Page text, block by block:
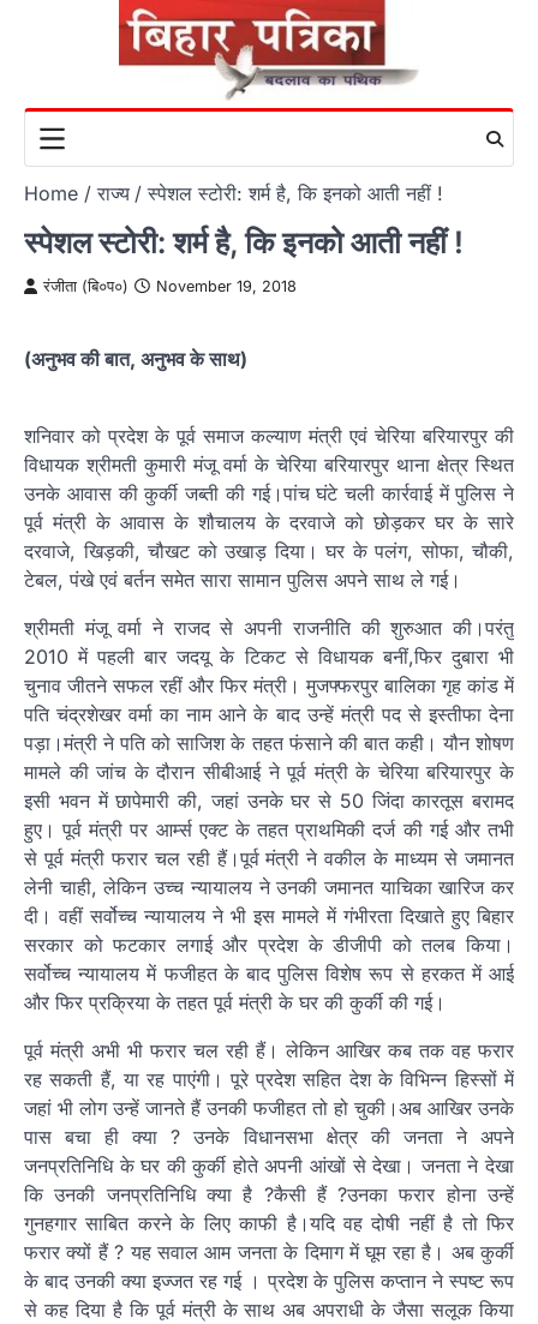
Home राज्य स्पेशल स्टोरी: शर्म है, कि इनको आती नहीं !
स्पेशल स्टोरी: शर्म है, कि इनको आती नहीं !
रंजीता (बि०प०) November 19, 2018
(अनुभव की बात, अनुभव के साथ)
शनिवार को प्रदेश के पूर्व समाज कल्याण मंत्री एवं चेरिया बरियारपुर की
विधायक श्रीमती कुमारी मंजू वर्मा के चेरिया बरियारपुर थाना क्षेत्र स्थित
उनके आवास की कुर्की जब्ती की गई।पांच घंटे चली कार्रवाई में पुलिस ने
पूर्व मंत्री के आवास के शौचालय के दरवाजे को छोड़कर घर के सारे
दरवाजे, खिड़की, चौखट को उखाड़ दिया। घर के पलंग, सोफा, चौकी,
टेबल, पंखे एवं बर्तन समेत सारा सामान पुलिस अपने साथ ले गई।
श्रीमती मंजू वर्मा ने राजद से अपनी राजनीति की शुरुआत की।परंतु
2010 में पहली बार जदयू के टिकट से विधायक बनीं,फिर दुबारा भी
चुनाव जीतने सफल रहीं और फिर मंत्री। मुजफ्फरपुर बालिका गृह कांड में
पति चंद्रशेखर वर्मा का नाम आने के बाद उन्हें मंत्री पद से इस्तीफा देना
पड़ा।मंत्री ने पति को साजिश के तहत फंसाने की बात कही। यौन शोषण
मामले की जांच के दौरान सीबीआई ने पूर्व मंत्री के चेरिया बरियारपुर के
इसी भवन में छापेमारी की, जहां उनके घर से 50 जिंदा कारतूस बरामद
हुए। पूर्व मंत्री पर आर्म्स एक्ट के तहत प्राथमिकी दर्ज की गई और तभी
से पूर्व मंत्री फरार चल रही हैं।पूर्व मंत्री ने वकील के माध्यम से जमानत
लेनी चाही, लेकिन उच्च न्यायालय ने उनकी जमानत याचिका खारिज कर
दी। वहीं सर्वोच्च न्यायालय ने भी इस मामले में गंभीरता दिखाते हुए बिहार
सरकार को फटकार लगाई और प्रदेश के डीजीपी को तलब किया।
सर्वोच्च न्यायालय में फजीहत के बाद पुलिस विशेष रूप से हरकत में आई
और फिर प्रक्रिया के तहत पूर्व मंत्री के घर की कुर्की की गई।
पूर्व मंत्री अभी भी फरार चल रही हैं। लेकिन आखिर कब तक वह फरार
रह सकती हैं, या रह पाएंगी। पूरे प्रदेश सहित देश के विभिन्न हिस्सों में
जहां भी लोग उन्हें जानते हैं उनकी फजीहत तो हो चुकी।अब आखिर उनके
पास बचा ही क्या ? उनके विधानसभा क्षेत्र की जनता ने अपने
जनप्रतिनिधि के घर की कुर्की होते अपनी आंखों से देखा। जनता ने देखा
कि उनकी जनप्रतिनिधि क्या है ?कैसी हैं ?उनका फरार होना उन्हें
गुनहगार साबित करने के लिए काफी है।यदि वह दोषी नहीं है तो फिर
फरार क्यों हैं ? यह सवाल आम जनता के दिमाग में घूम रहा है। अब कुर्की
के बाद उनकी क्या इज्जत रह गई । प्रदेश के पुलिस कप्तान ने स्पष्ट रूप
से कह दिया है कि पूर्व मंत्री के साथ अब अपराधी के जैसा सलूक किया